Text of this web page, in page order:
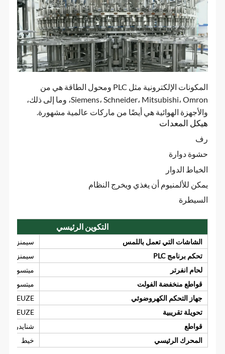
المكونات الإلكترونية مثل PLC ومحول الطاقة هي من
Siemens، Schneider، Mitsubishi، Omron، وما إلى ذلك،
والأجهزة الهوائية هي أيضًا من ماركات عالمية مشهورة.
هيكل المعدات
رف
حشوة دوارة
الخياط الدوار
يمكن للألمنيوم أن يغذي ويخرج النظام
السيطرة
التكوين الرئيسي
الشاشات التي تعمل باللمس
سيمنز
تحكم برنامج PLC
سيمنز
لحام انفرتر
ميتسوبيشي
قواطع منخفضة الفولت
ميتسوبيشي
جهاز التحكم الكهروضوئي
LEUZE
تحويلة تقريبية
LEUZE
قواطع
شنايدر
المحرك الرئيسي
خيط